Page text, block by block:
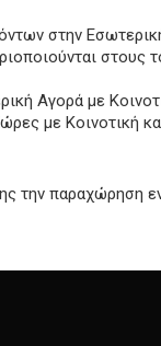
στην
στους
Αγορά με
με Κοινοτική
την παραχώρηση